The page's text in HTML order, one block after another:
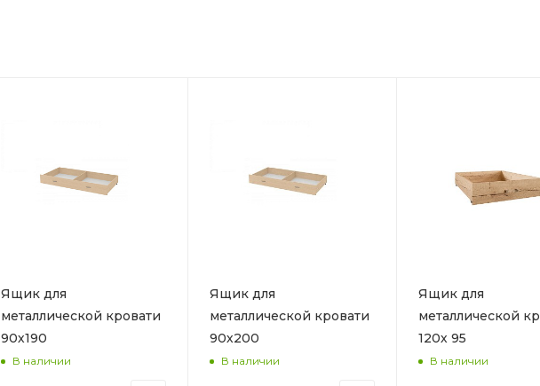
Ящик для
металлической кровати
90х190
В наличии
Ящик для
металлической кровати
90х200
В наличии
Ящик для
металлической
120х 95
В наличии